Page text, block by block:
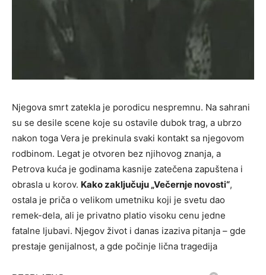
Njegova smrt zatekla je porodicu nespremnu. Na sahrani
su se desile scene koje su ostavile dubok trag, a ubrzo
nakon toga Vera je prekinula svaki kontakt sa njegovom
rodbinom. Legat je otvoren bez njihovog znanja, a
Petrova kuća je godinama kasnije zatečena zapuštena i
obrasla u korov. Kako zaključuju „Večernje novosti“,
ostala je priča o velikom umetniku koji je svetu dao
remek-dela, ali je privatno platio visoku cenu jedne
fatalne ljubavi. Njegov život i danas izaziva pitanja – gde
prestaje genijalnost, a gde počinje lična tragedija